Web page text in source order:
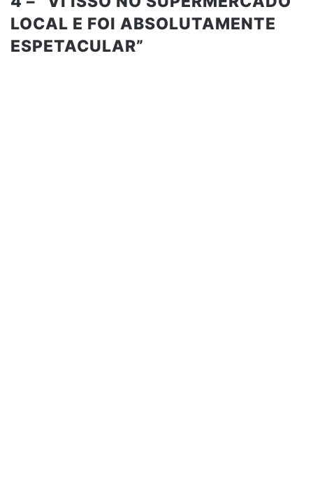
LOCAL E FOI ABSOLUTAMENTE
ESPETACULAR”